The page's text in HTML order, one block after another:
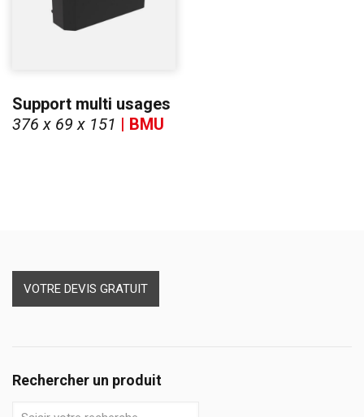
Support multi usages
376 x 69 x 151 | BMU
VOTRE DEVIS GRATUIT
Rechercher un produit